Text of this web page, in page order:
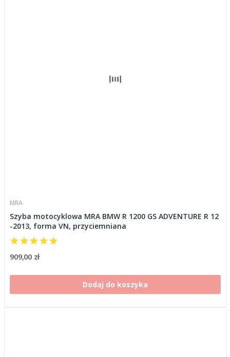
MRA
Szyba motocyklowa MRA BMW R 1200 GS ADVENTURE R 12
-2013, forma VN, przyciemniana
909,00 zł
Dodaj do koszyka